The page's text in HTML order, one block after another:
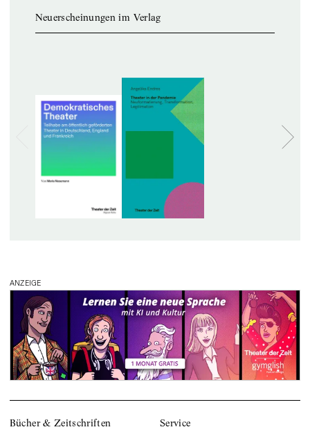
Neuerscheinungen im Verlag
ANZEIGE
Bücher & Zeitschriften Service